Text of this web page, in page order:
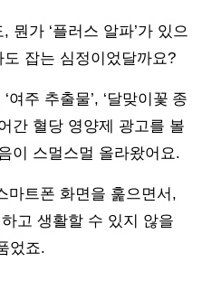
뭔가 ‘플러스 알파’가 있으
잡는 심정이었달까요?
여주 추출물’, ‘달맞이꽃 종
간 혈당 영양제 광고를 볼
이 스멀스멀 올라왔어요.
마트폰 화면을 훑으면서,
고 생활할 수 있지 않을
었죠.